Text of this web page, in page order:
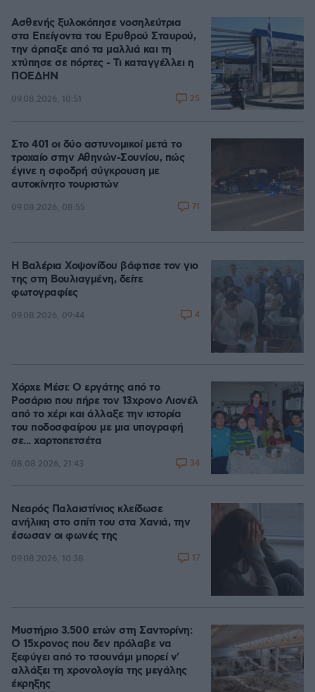
Ασθενής ξυλοκόπησε νοσηλεύτρια
στα Επείγοντα του Ερυθρού Σταυρού,
την άρπαξε από τα μαλλιά και τη
χτύπησε σε πόρτες - Τι καταγγέλλει η
ΠΟΕΔΗΝ
09.08.2026, 10:51 25
Στο 401 οι δύο αστυνομικοί μετά το
τροχαίο στην Αθηνών-Σουνίου, πώς
έγινε η σφοδρή σύγκρουση με
αυτοκίνητο τουριστών
09.08.2026, 08:55 71
Η Βαλέρια Χοψονίδου βάφτισε τον γιο
της στη Βουλιαγμένη, δείτε
φωτογραφίες
09.08.2026, 09:44 4
Χόρχε Μέσι: Ο εργάτης από το
Ροσάριο που πήρε τον 13χρονο Λιονέλ
από το χέρι και άλλαξε την ιστορία
του ποδοσφαίρου με μια υπογραφή
σε... χαρτοπετσέτα
08.08.2026, 21:43 34
Νεαρός Παλαιστίνιος κλείδωσε
ανήλικη στο σπίτι του στα Χανιά, την
έσωσαν οι φωνές της
09.08.2026, 10:38 17
Μυστήριο 3.500 ετών στη Σαντορίνη:
Ο 15χρονος που δεν πρόλαβε να
ξεφύγει από το τσουνάμι μπορεί ν'
αλλάξει τη χρονολογία της μεγάλης
έκρηξης